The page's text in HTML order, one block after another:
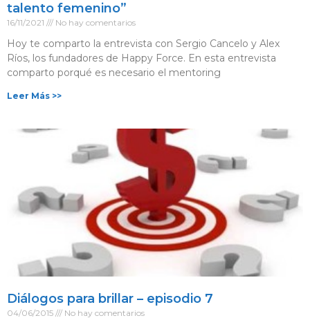
talento femenino”
16/11/2021 No hay comentarios
Hoy te comparto la entrevista con Sergio Cancelo y Alex
Ríos, los fundadores de Happy Force. En esta entrevista
comparto porqué es necesario el mentoring
Leer Más >>
Diálogos para brillar – episodio 7
04/06/2015 No hay comentarios